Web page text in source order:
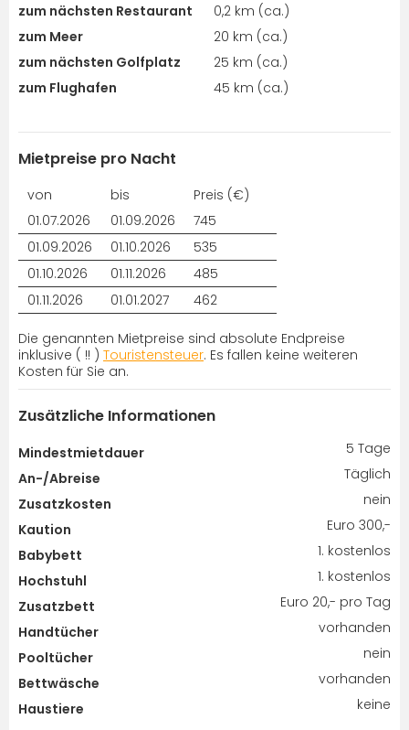
zum nächsten Restaurant
0,2 km (ca.)
zum Meer
20 km (ca.)
zum nächsten Golfplatz
25 km (ca.)
zum Flughafen
45 km (ca.)
Mietpreise pro Nacht
von bis
Preis (€)
01.07.2026
01.09.2026
745
01.09.2026
01.10.2026
535
01.10.2026
01.11.2026
485
01.11.2026
01.01.2027 462
Die genannten Mietpreise sind absolute Endpreise
inklusive ( !! ) Touristensteuer. Es fallen keine weiteren
Kosten für Sie an.
Zusätzliche Informationen
Mindestmietdauer
5 Tage
An-/Abreise
Täglich
Zusatzkosten
nein
Kaution
Euro 300,-
Babybett
1. kostenlos
Hochstuhl
1. kostenlos
Zusatzbett
Euro 20,- pro Tag
Handtücher
vorhanden
Pooltücher
nein
Bettwäsche
vorhanden
Haustiere
keine